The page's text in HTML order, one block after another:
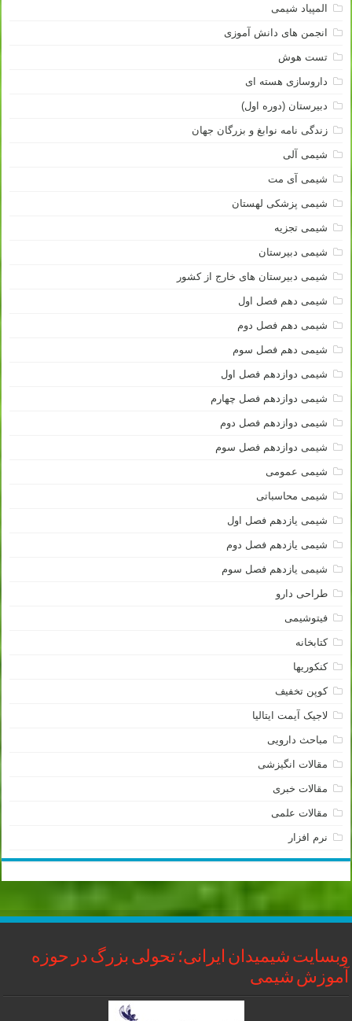
المپیاد شیمی
انجمن های دانش آموزی
تست هوش
داروسازی هسته ای
دبیرستان (دوره اول)
زندگی نامه نوابغ و بزرگان جهان
شیمی آلی
شیمی آی مت
شیمی پزشکی لهستان
شیمی تجزیه
شیمی دبیرستان
شیمی دبیرستان های خارج از کشور
شیمی دهم فصل اول
شیمی دهم فصل دوم
شیمی دهم فصل سوم
شیمی دوازدهم فصل اول
شیمی دوازدهم فصل چهارم
شیمی دوازدهم فصل دوم
شیمی دوازدهم فصل سوم
شیمی عمومی
شیمی محاسباتی
شیمی یازدهم فصل اول
شیمی یازدهم فصل دوم
شیمی یازدهم فصل سوم
طراحی دارو
فیتوشیمی
کتابخانه
کنکوریها
کوپن تخفیف
لاجیک آیمت ایتالیا
مباحث دارویی
مقالات انگیزشی
مقالات خبری
مقالات علمی
نرم افزار
وبسایت شیمیدان ایرانی؛ تحولی بزرگ در حوزه
آموزش شیمی